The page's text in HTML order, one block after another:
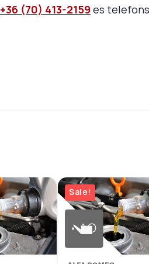
+36 (70) 413-2159 es
Sale!